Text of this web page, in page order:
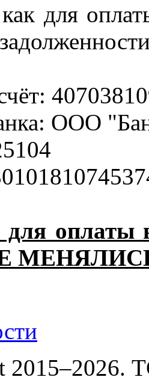
для
ООО
оплаты